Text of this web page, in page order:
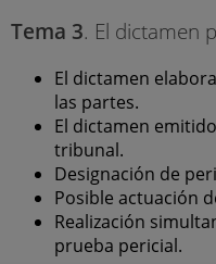
Tema 3. El dictamen
El dictamen
las partes.
El dictamen
tribunal.
Designación de
Posible actuación
Realización
prueba pericial.